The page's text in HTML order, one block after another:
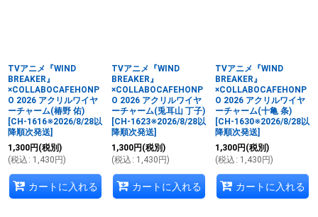
TVアニメ『WIND
BREAKER』
×COLLABOCAFEHONP
O 2026 アクリルワイヤ
ーチャーム(椿野 佑)
[CH-1616※2026/8/28以
降順次発送]
1,300円 (税別)
(税込 : 1,430 円)
カートに入れる
TVアニメ『WIND
BREAKER』
×COLLABOCAFEHONP
O 2026 アクリルワイヤ
ーチャーム(兎耳山 丁子)
[CH-1623※2026/8/28以
降順次発送]
1,300円 (税別)
(税込 : 1,430 円)
カートに入れる
TVアニメ『WIND
BREAKER』
×COLLABOCAFEHONP
O 2026 アクリルワイヤ
ーチャーム(十亀 条)
[CH-1630※2026/8/28以
降順次発送]
1,300円 (税別)
(税込 : 1,430 円)
カートに入れる